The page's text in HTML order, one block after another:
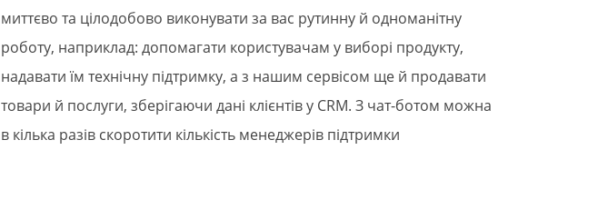
миттєво та цілодобово виконувати за вас рутинну й одноманітну
роботу, наприклад: допомагати користувачам у виборі продукту,
надавати їм технічну підтримку, а з нашим сервісом ще й продавати
товари й послуги, зберігаючи дані клієнтів у CRM. З чат-ботом можна
в кілька разів скоротити кількість менеджерів підтримки